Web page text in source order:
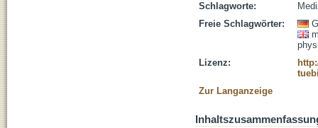
Schlagworte:
Freie Schlagwörter:
Lizenz:
Zur Langanzeige